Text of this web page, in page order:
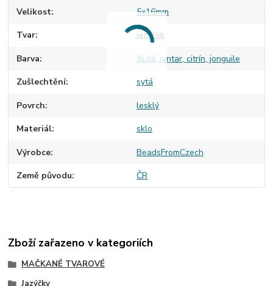
Velikost 5x16mm
Tvar jazýček
Barva žlutá, jantar, citrín, jonguile
Zušlechtění sytá
Povrch lesklý
Materiál sklo
Výrobce BeadsFromCzech
Země původu ČR
Zboží zařazeno v kategoriích
MAČKANÉ TVAROVÉ
Jazýčky